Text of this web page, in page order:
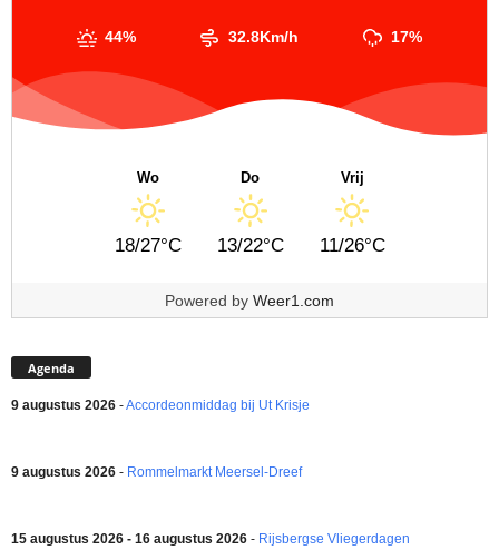
44% 32.8Km/h 17%
Wo
18/27°C
Do
13/22°C
Vrij
11/26°C
Powered by Weer1.com
Agenda
9 augustus 2026 -Accordeonmiddag bij Ut Krisje
9 augustus 2026 - Rommelmarkt Meersel-Dreef
15 augustus 2026 - 16 augustus 2026 - Rijsbergse Vliegerdagen